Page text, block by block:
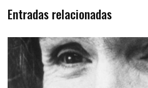
Entradas relacionadas